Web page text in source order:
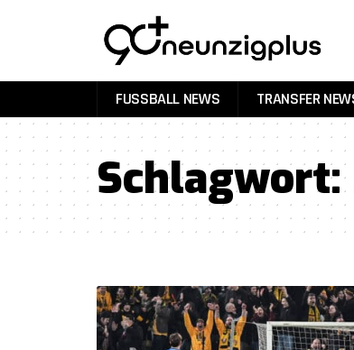
FUSSBALL NEWS TRANSFER
Schlagwort: